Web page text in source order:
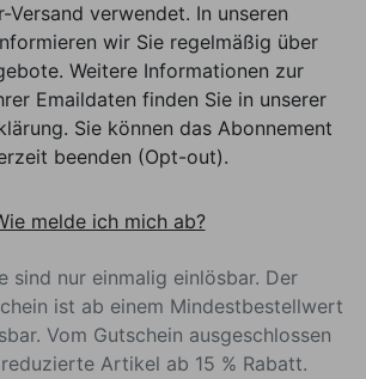
Versand verwendet. In unseren
wir Sie regelmäßig über
Weitere Informationen zur
Emaildaten finden Sie in unserer
Sie können das Abonnement
beenden (Opt-out).
melde ich mich ab?
sind nur einmalig einlösbar. Der
ist ab einem Mindestbestellwert
Vom Gutschein ausgeschlossen
Artikel ab 15 % Rabatt.